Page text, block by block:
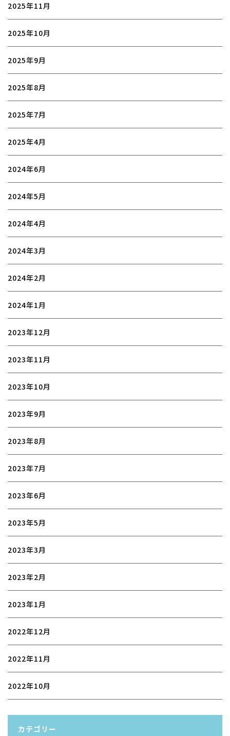
2025年11月
2025年10月
2025年9月
2025年8月
2025年7月
2025年4月
2024年6月
2024年5月
2024年4月
2024年3月
2024年2月
2024年1月
2023年12月
2023年11月
2023年10月
2023年9月
2023年8月
2023年7月
2023年6月
2023年5月
2023年3月
2023年2月
2023年1月
2022年12月
2022年11月
2022年10月
カテゴリー